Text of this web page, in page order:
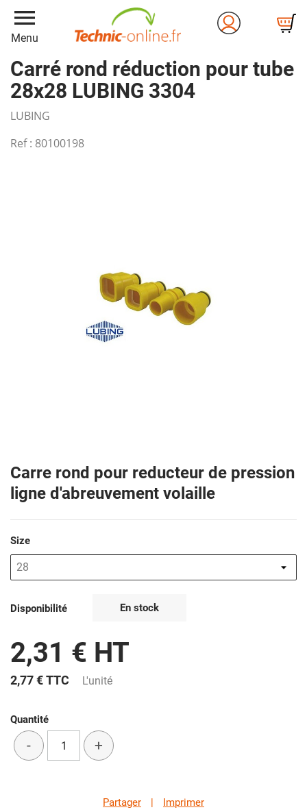
menu
Menu
Carré rond réduction pour tube
28x28 LUBING 3304
LUBING
Ref : 80100198
Carre rond pour reducteur de pression
ligne d'abreuvement volaille
Size
Disponibilité En stock
2,31 € HT
2,77 €TTC L'unité
Quantité
- +
Partager | Imprimer